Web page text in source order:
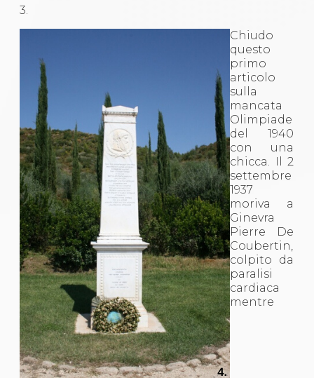
3.
Chiudo
questo
primo
articolo
sulla
mancata
Olimpiade
del 1940
con una
chicca. Il 2
settembre
1937
moriva a
Ginevra
Pierre De
Coubertin,
colpito da
paralisi
cardiaca
mentre